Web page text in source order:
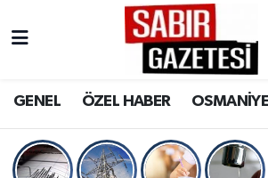
GENEL ÖZEL HABER OSMANİYE
OSMANİYE
Osmaniye Nöbetçi Eczaneler
Osmaniye Trafik Yoğunluk